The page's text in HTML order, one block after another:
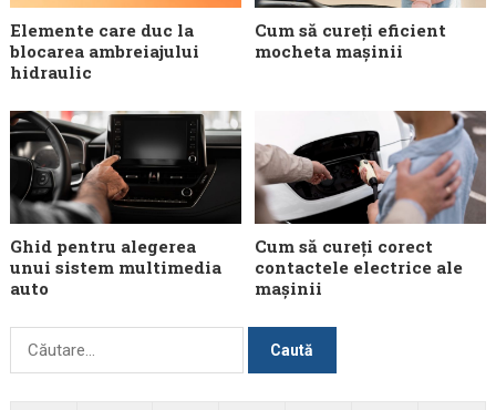
Elemente care duc la
blocarea ambreiajului
hidraulic
Cum să cureți eficient
mocheta mașinii
Ghid pentru alegerea
unui sistem multimedia
auto
Cum să cureți corect
contactele electrice ale
mașinii